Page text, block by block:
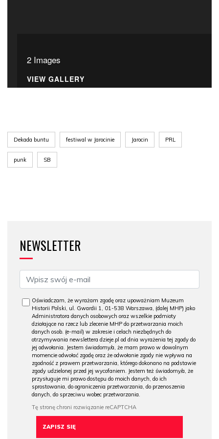
2 Images
VIEW GALLERY
Dekada buntu festiwal w Jarocinie Jarocin PRL
punk SB
NEWSLETTER
Oświadczam, że wyrażam zgodę oraz upoważniam Muzeum
Historii Polski, ul. Gwardii 1, 01-538 Warszawa, (dalej MHP) jako
Administratora danych osobowych oraz wszelkie podmioty
działające na rzecz lub zlecenie MHP do przetwarzania moich
danych osob. (e-mail) w zakresie i celach niezbędnych do
otrzymywania newslettera dzieje.pl od dnia wyrażenia tej zgody do
jej odwołania. Jestem świadomy/a, że mam prawo w dowolnym
momencie odwołać zgodę oraz że odwołanie zgody nie wpływa na
zgodność z prawem przetwarzania, którego dokonano na podstawie
zgody udzielonej przed jej wycofaniem. Jestem też świadomy/a, że
przysługuje mi prawo dostępu do moich danych, do ich
sprostowania, do ograniczenia przetwarzania, do przenoszenia
danych, do sprzeciwu wobec przetwarzania.